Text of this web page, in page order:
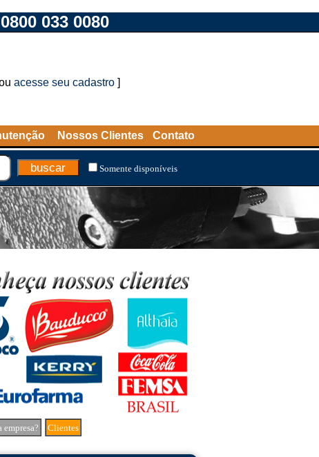
0800 033 0080
acesse seu cadastro ]
Nossos Clientes Contato
Somente disponíveis
empresa? Clientes